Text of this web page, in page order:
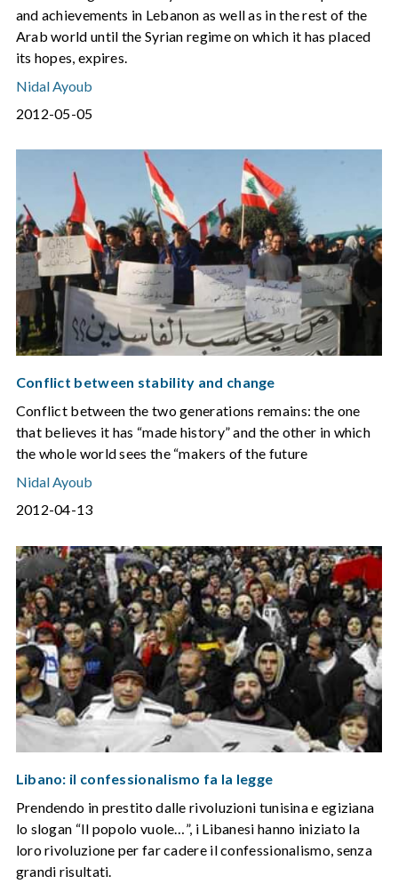
and achievements in Lebanon as well as in the rest of the
Arab world until the Syrian regime on which it has placed
its hopes, expires.
Nidal Ayoub
2012-05-05
Conflict between stability and change
Conflict between the two generations remains: the one
that believes it has “made history” and the other in which
the whole world sees the “makers of the future
Nidal Ayoub
2012-04-13
Libano: il confessionalismo fa la legge
Prendendo in prestito dalle rivoluzioni tunisina e egiziana
lo slogan “Il popolo vuole…”, i Libanesi hanno iniziato la
loro rivoluzione per far cadere il confessionalismo, senza
grandi risultati.